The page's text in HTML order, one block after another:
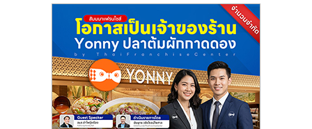
ไชส์
แฟ